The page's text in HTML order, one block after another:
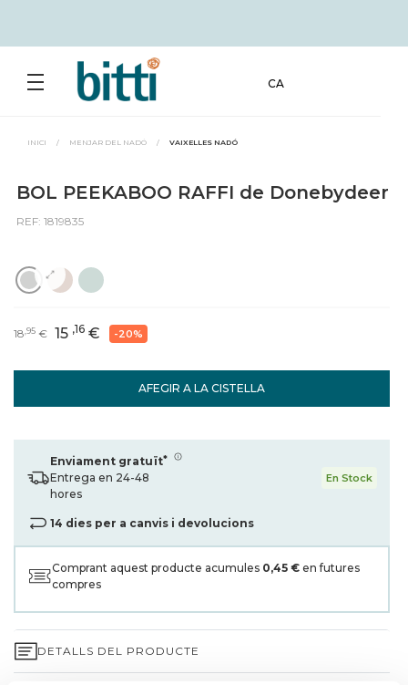
CA
INICI / MENJAR DEL NADÓ / VAIXELLES NADÓ
BOL PEEKABOO RAFFI de Donebydeer
REF: 1819835
AFEGIR A LA CISTELLA
18 ,95 € 15 ,16 € -20%
Enviament gratuït*
Entrega en 24-48
hores
En Stock
14 dies per a canvis i devolucions
Comprant aquest producte acumules 0,45 € en futures
compres
DETALLS DEL PRODUCTE